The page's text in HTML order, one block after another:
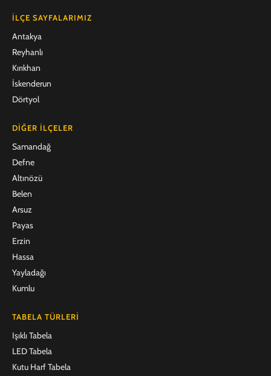
İLÇE SAYFALARIMIZ
Antakya
Reyhanlı
Kırıkhan
İskenderun
Dörtyol
DIĞER İLÇELER
Samandağ
Defne
Altınözü
Belen
Arsuz
Payas
Erzin
Hassa
Yayladağı
Kumlu
TABELA TÜRLERI
Işıklı Tabela
LED Tabela
Kutu Harf Tabela